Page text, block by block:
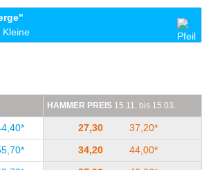
uns ein unvergessliches Osterfest
in Deutschland! Tolles Team! Top
Kleine
HAMMER PREIS 15.11. bis 15.03.
27,30
37,20*
34,20
44,00*